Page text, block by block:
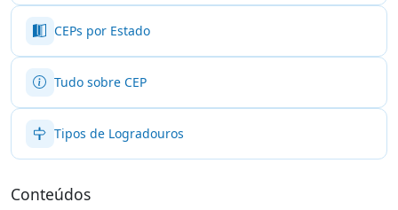
CEPs por Estado
Tudo sobre CEP
Tipos de Logradouros
Conteúdos